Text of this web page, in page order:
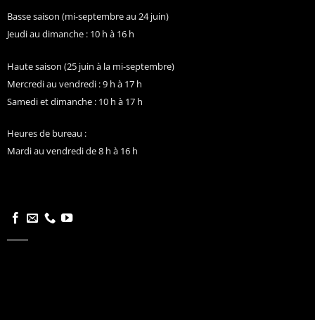
Basse saison (mi-septembre au 24 juin)
Jeudi au dimanche : 10 h à 16 h
Haute saison (25 juin à la mi-septembre)
Mercredi au vendredi : 9 h à 17 h
Samedi et dimanche : 10 h à 17 h
Heures de bureau :
Mardi au vendredi de 8 h à 16 h